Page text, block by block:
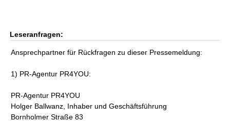
Leseranfragen:
Ansprechpartner für Rückfragen zu dieser Pressemeldung:
1) PR-Agentur PR4YOU:
PR-Agentur PR4YOU
Holger Ballwanz, Inhaber und Geschäftsführung
Bornholmer Straße 83